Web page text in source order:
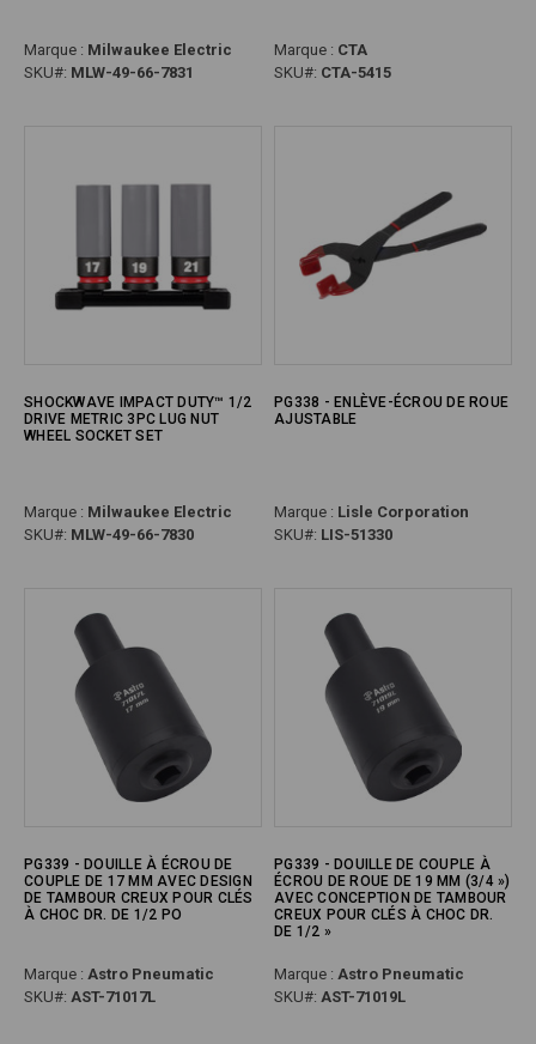
Marque : Milwaukee Electric
SKU#: MLW-49-66-7831
Marque : CTA
SKU#: CTA-5415
SHOCKWAVE IMPACT DUTY™ 1/2
DRIVE METRIC 3PC LUG NUT
WHEEL SOCKET SET
Marque : Milwaukee Electric
SKU#: MLW-49-66-7830
PG338 - ENLÈVE-ÉCROU DE ROUE
AJUSTABLE
Marque : Lisle Corporation
SKU#: LIS-51330
PG339 - DOUILLE À ÉCROU DE
COUPLE DE 17 MM AVEC DESIGN
DE TAMBOUR CREUX POUR CLÉS
À CHOC DR. DE 1/2 PO
Marque : Astro Pneumatic
SKU#: AST-71017L
PG339 - DOUILLE DE COUPLE À
ÉCROU DE ROUE DE 19 MM (3/4 »)
AVEC CONCEPTION DE TAMBOUR
CREUX POUR CLÉS À CHOC DR.
DE 1/2 »
Marque : Astro Pneumatic
SKU#: AST-71019L